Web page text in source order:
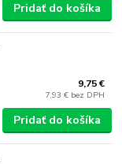
Pridať do košíka
9,75 €
7,93 € bez DPH
Pridať do košíka